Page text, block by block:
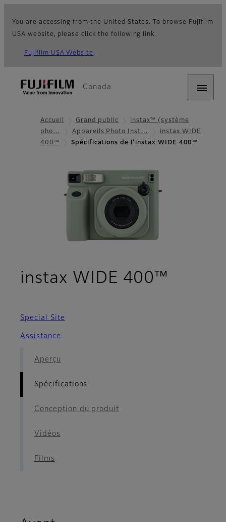
You are accessing from the United States. To browse Fujifilm
USA website, please click the following link.
Fujifilm USA Website
Canada
Accueil Grand public
instax™ (système
pho…
Appareils Photo Inst…
instax WIDE
400™
Spécifications de l’instax WIDE 400™
instax WIDE 400™
Special Site
Assistance
Aperçu
Spécifications
Conception du produit
Vidéos
Films